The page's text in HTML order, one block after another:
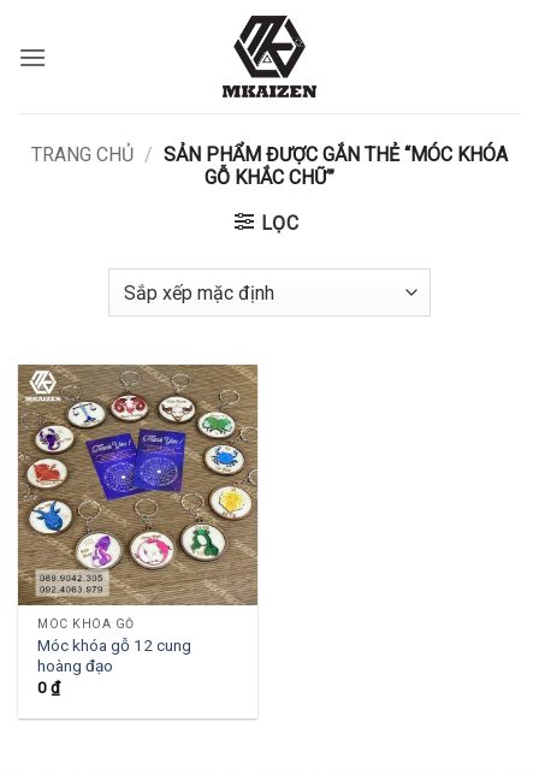
qua
nội
TRANG CHỦ / SẢN PHẨM ĐƯỢC GẮN THẺ “MÓC KHÓA
GỖ KHẮC CHỮ”
LỌC
MÓC KHÓA GỖ
Móc khóa gỗ 12 cung
hoàng đạo
0₫